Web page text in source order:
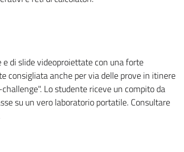
di slide videoproiettate con una forte
consigliata anche per via delle prove in itinere
Lo studente riceve un compito da
su un vero laboratorio portatile. Consultare